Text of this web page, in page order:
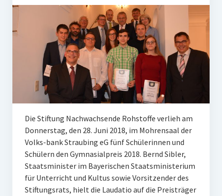
Unser Netzwerk
Unterstützen Sie uns
Datenschutz
Impressum und Disclaimer
Stipendien
Erfahrungsberichte
Gymnasialpreise
Aktuelles
Die Stiftung Nachwachsende Rohstoffe verlieh am
Donnerstag, den 28. Juni 2018, im Mohrensaal der
Volks-bank Straubing eG fünf Schülerinnen und
Schülern den Gymnasialpreis 2018. Bernd Sibler,
Staatsminister im Bayerischen Staatsministerium
für Unterricht und Kultus sowie Vorsitzender des
Stiftungsrats, hielt die Laudatio auf die Preisträger